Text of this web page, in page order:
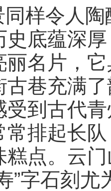
样令人
史底蕴深
丽名片，
古巷充满
受到古代
常排起长
糕点。云
”字石刻尤